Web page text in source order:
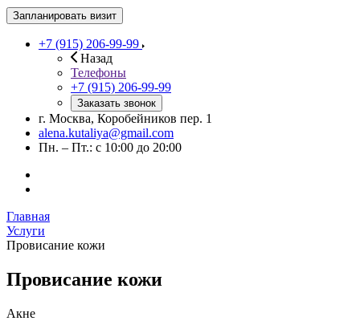
Запланировать визит
+7 (915) 206-99-99
Назад
Телефоны
+7 (915) 206-99-99
Заказать звонок
г. Москва, Коробейников пер. 1
alena.kutaliya@gmail.com
Пн. – Пт.: с 10:00 до 20:00
Главная
Услуги
Провисание кожи
Провисание кожи
Акне